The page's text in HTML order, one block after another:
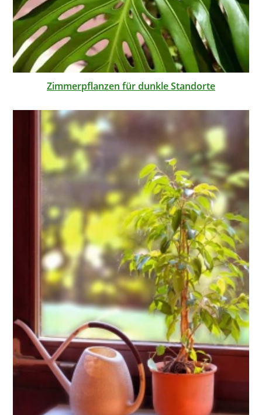
Zimmerpflanzen für dunkle Standorte